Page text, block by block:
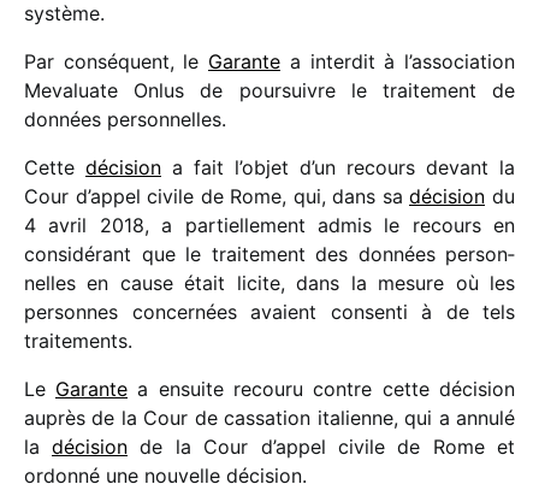
système.
Par consé­quent, le Garante a inter­dit à l’association
Mevaluate Onlus de pour­suivre le trai­te­ment de
données personnelles.
Cette déci­sion a fait l’objet d’un recours devant la
Cour d’appel civile de Rome, qui, dans sa déci­sion du
4 avril 2018, a partiel­le­ment admis le recours en
consi­dé­rant que le trai­te­ment des données person­
nelles en cause était licite, dans la mesure où les
personnes concer­nées avaient consenti à de tels
traitements.
Le Garante a ensuite recouru contre cette déci­sion
auprès de la Cour de cassa­tion italienne, qui a annulé
la déci­sion de la Cour d’appel civile de Rome et
ordonné une nouvelle décision.